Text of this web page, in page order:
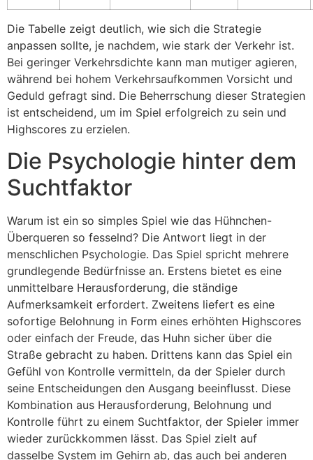
Die Tabelle zeigt deutlich, wie sich die Strategie
anpassen sollte, je nachdem, wie stark der Verkehr ist.
Bei geringer Verkehrsdichte kann man mutiger agieren,
während bei hohem Verkehrsaufkommen Vorsicht und
Geduld gefragt sind. Die Beherrschung dieser Strategien
ist entscheidend, um im Spiel erfolgreich zu sein und
Highscores zu erzielen.
Die Psychologie hinter dem
Suchtfaktor
Warum ist ein so simples Spiel wie das Hühnchen-
Überqueren so fesselnd? Die Antwort liegt in der
menschlichen Psychologie. Das Spiel spricht mehrere
grundlegende Bedürfnisse an. Erstens bietet es eine
unmittelbare Herausforderung, die ständige
Aufmerksamkeit erfordert. Zweitens liefert es eine
sofortige Belohnung in Form eines erhöhten Highscores
oder einfach der Freude, das Huhn sicher über die
Straße gebracht zu haben. Drittens kann das Spiel ein
Gefühl von Kontrolle vermitteln, da der Spieler durch
seine Entscheidungen den Ausgang beeinflusst. Diese
Kombination aus Herausforderung, Belohnung und
Kontrolle führt zu einem Suchtfaktor, der Spieler immer
wieder zurückkommen lässt. Das Spiel zielt auf
dasselbe System im Gehirn ab, das auch bei anderen